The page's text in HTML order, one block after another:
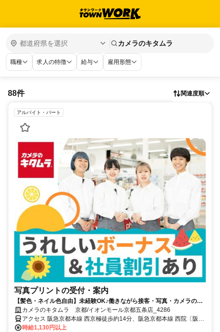
カメラのキタムラ
職種 求人の特徴 給与 雇用形態
88件 関連度順
アルバイト・パート
写真プリントの受付・案内
【髪色・ネイル色自由】未経験OK♪働きながら接客・写真・カメラの知
識が身につく◎賞与年2回＆社割有
カメラのキタムラ 京都/イオンモール京都五条店_4286
アクセス 阪急京都本線 西京極徒歩約14分、阪急京都本線 西院〔阪急
線〕西口徒歩約14分、嵐電嵐山本線 西院〔嵐電〕徒歩約17分 京福嵐
時給1,130円以上